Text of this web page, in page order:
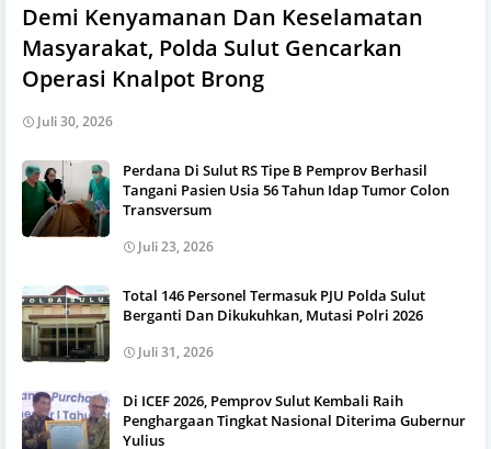
Demi Kenyamanan Dan Keselamatan
Masyarakat, Polda Sulut Gencarkan
Operasi Knalpot Brong
Juli 30, 2026
Perdana Di Sulut RS Tipe B Pemprov Berhasil
Tangani Pasien Usia 56 Tahun Idap Tumor Colon
Transversum
Juli 23, 2026
Total 146 Personel Termasuk PJU Polda Sulut
Berganti Dan Dikukuhkan, Mutasi Polri 2026
Juli 31, 2026
Di ICEF 2026, Pemprov Sulut Kembali Raih
Penghargaan Tingkat Nasional Diterima Gubernur
Yulius